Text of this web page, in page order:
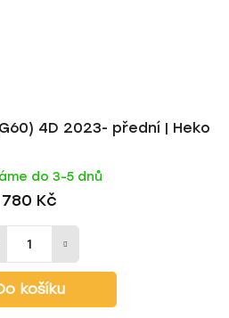
4D 2023- přední | Heko
do 3-5 dnů
780 Kč
košíku